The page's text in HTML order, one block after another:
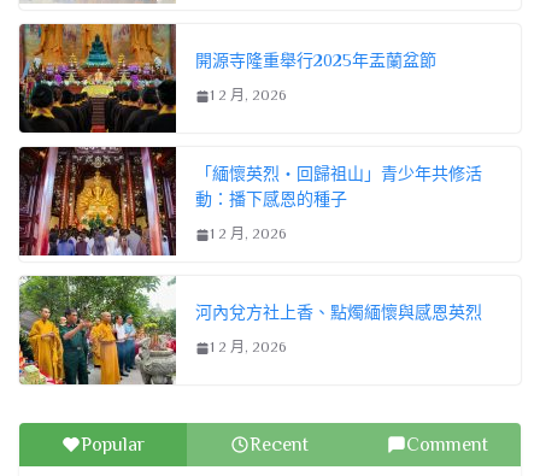
開源寺隆重舉行2025年盂蘭盆節
1 2 月, 2026
「緬懷英烈・回歸祖山」青少年共修活
動：播下感恩的種子
1 2 月, 2026
河內兌方社上香、點燭緬懷與感恩英烈
1 2 月, 2026
Popular Recent Comment